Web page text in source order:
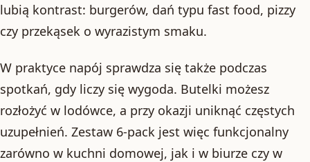
lubią kontrast: burgerów, dań typu fast food, pizzy
czy przekąsek o wyrazistym smaku.
W praktyce napój sprawdza się także podczas
spotkań, gdy liczy się wygoda. Butelki możesz
rozłożyć w lodówce, a przy okazji uniknąć częstych
uzupełnień. Zestaw 6-pack jest więc funkcjonalny
zarówno w kuchni domowej, jak i w biurze czy w